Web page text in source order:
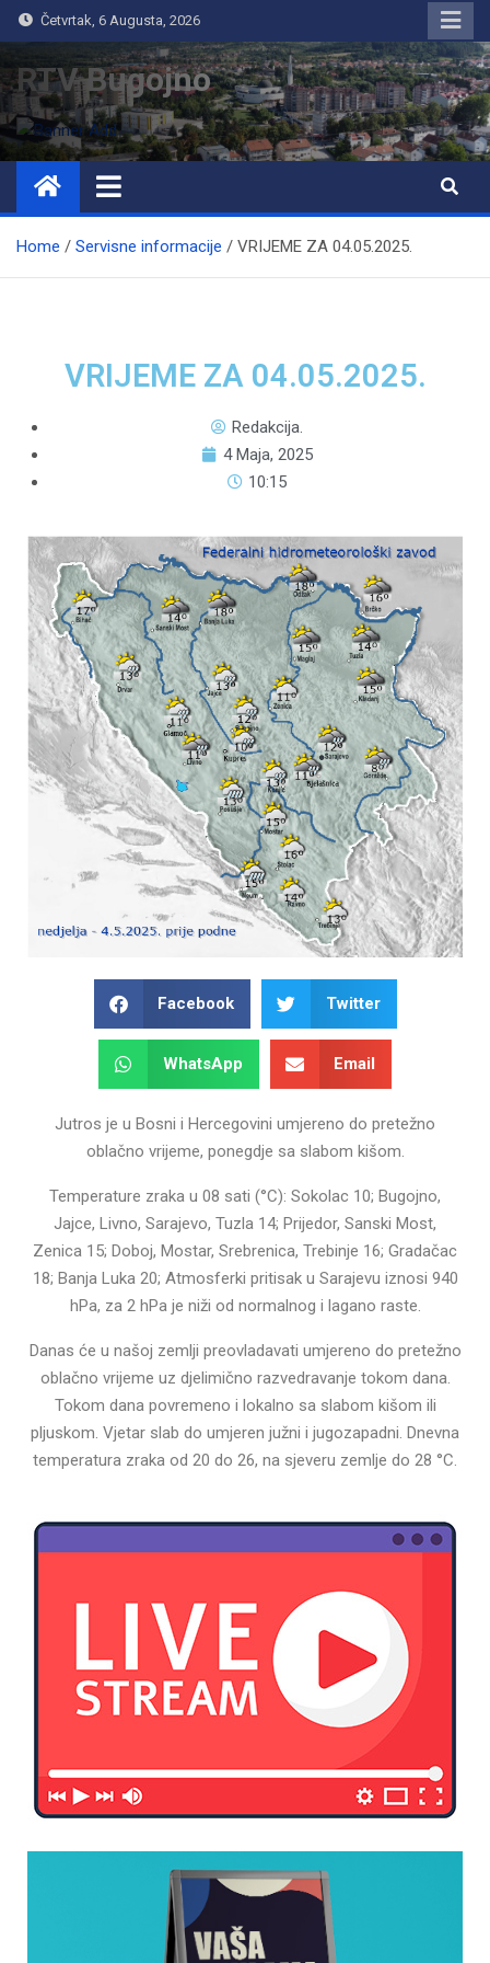
Četvrtak, 6 Augusta, 2026
RTV Bugojno
Home Servisne informacije VRIJEME ZA 04.05.2025.
VRIJEME ZA 04.05.2025.
Redakcija.
4 Maja, 2025
10:15
Facebook Twitter
WhatsApp Email
Jutros je u Bosni i Hercegovini umjereno do pretežno
oblačno vrijeme, ponegdje sa slabom kišom.
Temperature zraka u 08 sati (°C): Sokolac 10; Bugojno,
Jajce, Livno, Sarajevo, Tuzla 14; Prijedor, Sanski Most,
Zenica 15; Doboj, Mostar, Srebrenica, Trebinje 16; Gradačac
18; Banja Luka 20; Atmosferki pritisak u Sarajevu iznosi 940
hPa, za 2 hPa je niži od normalnog i lagano raste.
Danas će u našoj zemlji preovladavati umjereno do pretežno
oblačno vrijeme uz djelimično razvedravanje tokom dana.
Tokom dana povremeno i lokalno sa slabom kišom ili
pljuskom. Vjetar slab do umjeren južni i jugozapadni. Dnevna
temperatura zraka od 20 do 26, na sjeveru zemlje do 28 °C.